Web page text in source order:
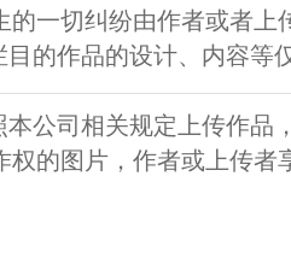
的一切纠纷由作者或者上
的作品的设计、内容等
公司相关规定上传作品
权的图片，作者或上传者